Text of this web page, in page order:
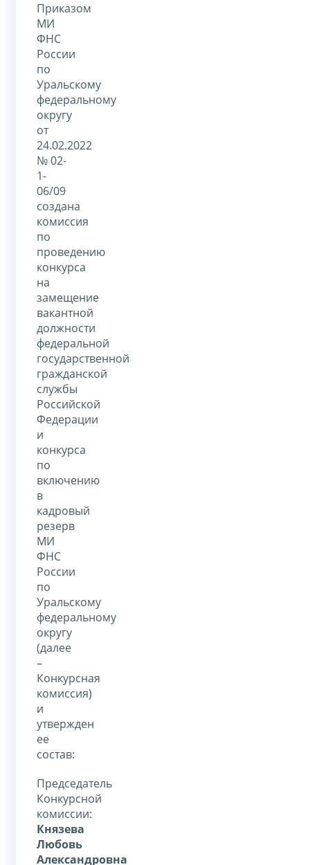
Приказом
МИ
ФНС
России
по
Уральскому
федеральному
округу
от
24.02.2022
№ 02-
1-
06/09
создана
комиссия
по
проведению
конкурса
на
замещение
вакантной
должности
федеральной
государственной
гражданской
службы
Российской
Федерации
и
конкурса
по
включению
в
кадровый
резерв
МИ
ФНС
России
по
Уральскому
федеральному
округу
(далее
–
Конкурсная
комиссия)
и
утвержден
ее
состав:
Председатель
Конкурсной
комиссии:
Князева
Любовь
Александровна